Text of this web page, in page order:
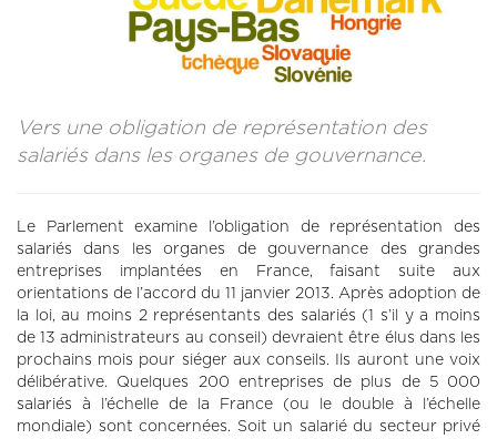
Vers une obligation de représentation des
salariés dans les organes de gouvernance.
Le Parlement examine l’obligation de représentation des
salariés dans les organes de gouvernance des grandes
entreprises implantées en France, faisant suite aux
orientations de l’accord du 11 janvier 2013. Après adoption de
la loi, au moins 2 représentants des salariés (1 s’il y a moins
de 13 administrateurs au conseil) devraient être élus dans les
prochains mois pour siéger aux conseils. Ils auront une voix
délibérative. Quelques 200 entreprises de plus de 5 000
salariés à l’échelle de la France (ou le double à l’échelle
mondiale) sont concernées. Soit un salarié du secteur privé